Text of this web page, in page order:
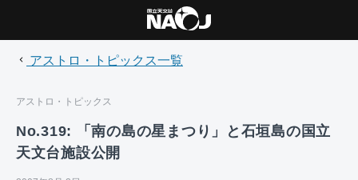
アストロ・トピックス一覧
アストロ・トピックス
No.319: 「南の島の星まつり」と石垣島の国立
天文台施設公開